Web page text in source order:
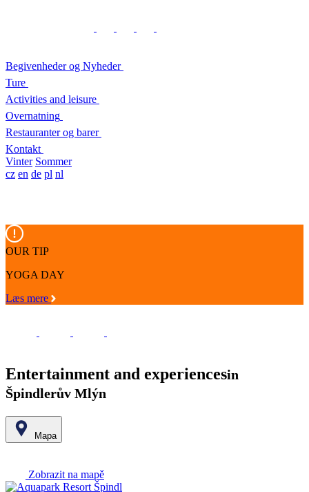
Begivenheder og Nyheder
Ture
Activities and leisure
Overnatning
Restauranter og barer
Kontakt
Vinter Sommer
cz en de pl nl
OUR TIP
YOGA DAY
Læs mere
Entertainment and experiencesin
Špindlerův Mlýn
Mapa
−Zobrazit na mapě